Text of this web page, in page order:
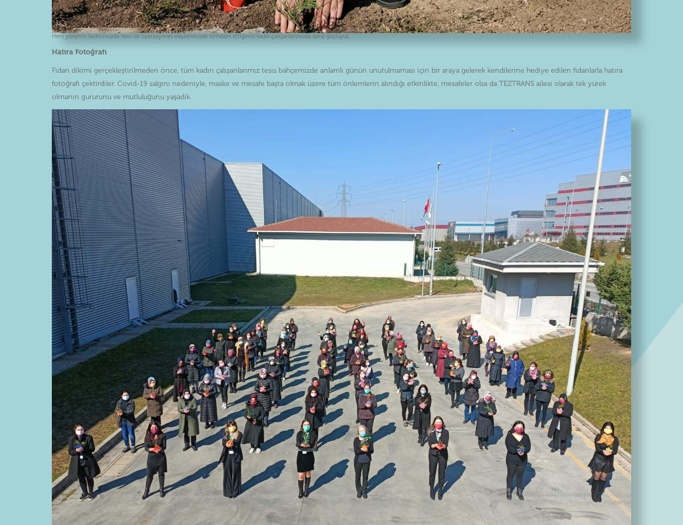
Hem yönetim kadromuzda hem de operasyonel ekiplerimizde istihdam ettiğimiz kadın çalışanlarımızla daha güçlüyüz.
Hatıra Fotoğrafı
Fidan dikimi gerçekleştirilmeden önce, tüm kadın çalışanlarımız tesis bahçemizde anlamlı günün unutulmaması için bir araya gelerek kendilerine hediye edilen fidanlarla hatıra
fotoğrafı çektirdiler. Covid-19 salgını nedeniyle, maske ve mesafe başta olmak üzere tüm önlemlerin alındığı etkinlikte, mesafeler olsa da TEZTRANS ailesi olarak tek yürek
olmanın gururunu ve mutluluğunu yaşadık.